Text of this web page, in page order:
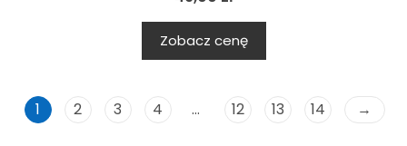
Zobacz cenę
1 2 3 4 … 12 13 14 →